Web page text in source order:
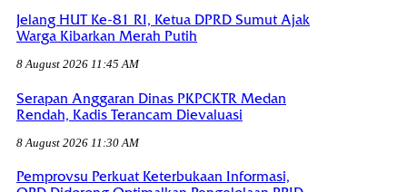
Jelang HUT Ke-81 RI, Ketua DPRD Sumut Ajak
Warga Kibarkan Merah Putih
8 August 2026 11:45 AM
Serapan Anggaran Dinas PKPCKTR Medan
Rendah, Kadis Terancam Dievaluasi
8 August 2026 11:30 AM
Pemprovsu Perkuat Keterbukaan Informasi,